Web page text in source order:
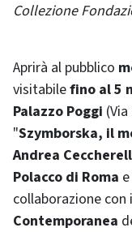
Collezione
Aprirà al pubblico
visitabilefino al 5
Palazzo Poggi
"Szymborska, il
Andrea
Polacco di Roma
collaborazione con
Contemporanea